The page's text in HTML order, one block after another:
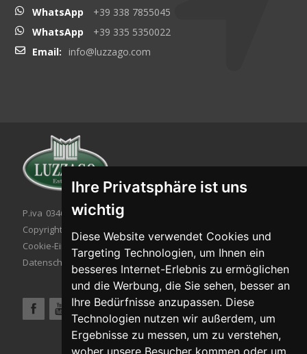
Ihre Privatsphäre ist uns
wichtig
Diese Website verwendet Cookies und
Targeting Technologien, um Ihnen ein
besseres Internet-Erlebnis zu ermöglichen
und die Werbung, die Sie sehen, besser an
Ihre Bedürfnisse anzupassen. Diese
Technologien nutzen wir außerdem, um
Ergebnisse zu messen, um zu verstehen,
woher unsere Besucher kommen oder um
WhatsApp
+39 338 7855045
WhatsApp
+39 335 5350022
Email:
info@luzzago.com
P.iva 03467320986 - C.F. 03467320986
Copyright © 2026. All rights reserved.
Cookie-Einstellung
Datenschutzbestimmungen